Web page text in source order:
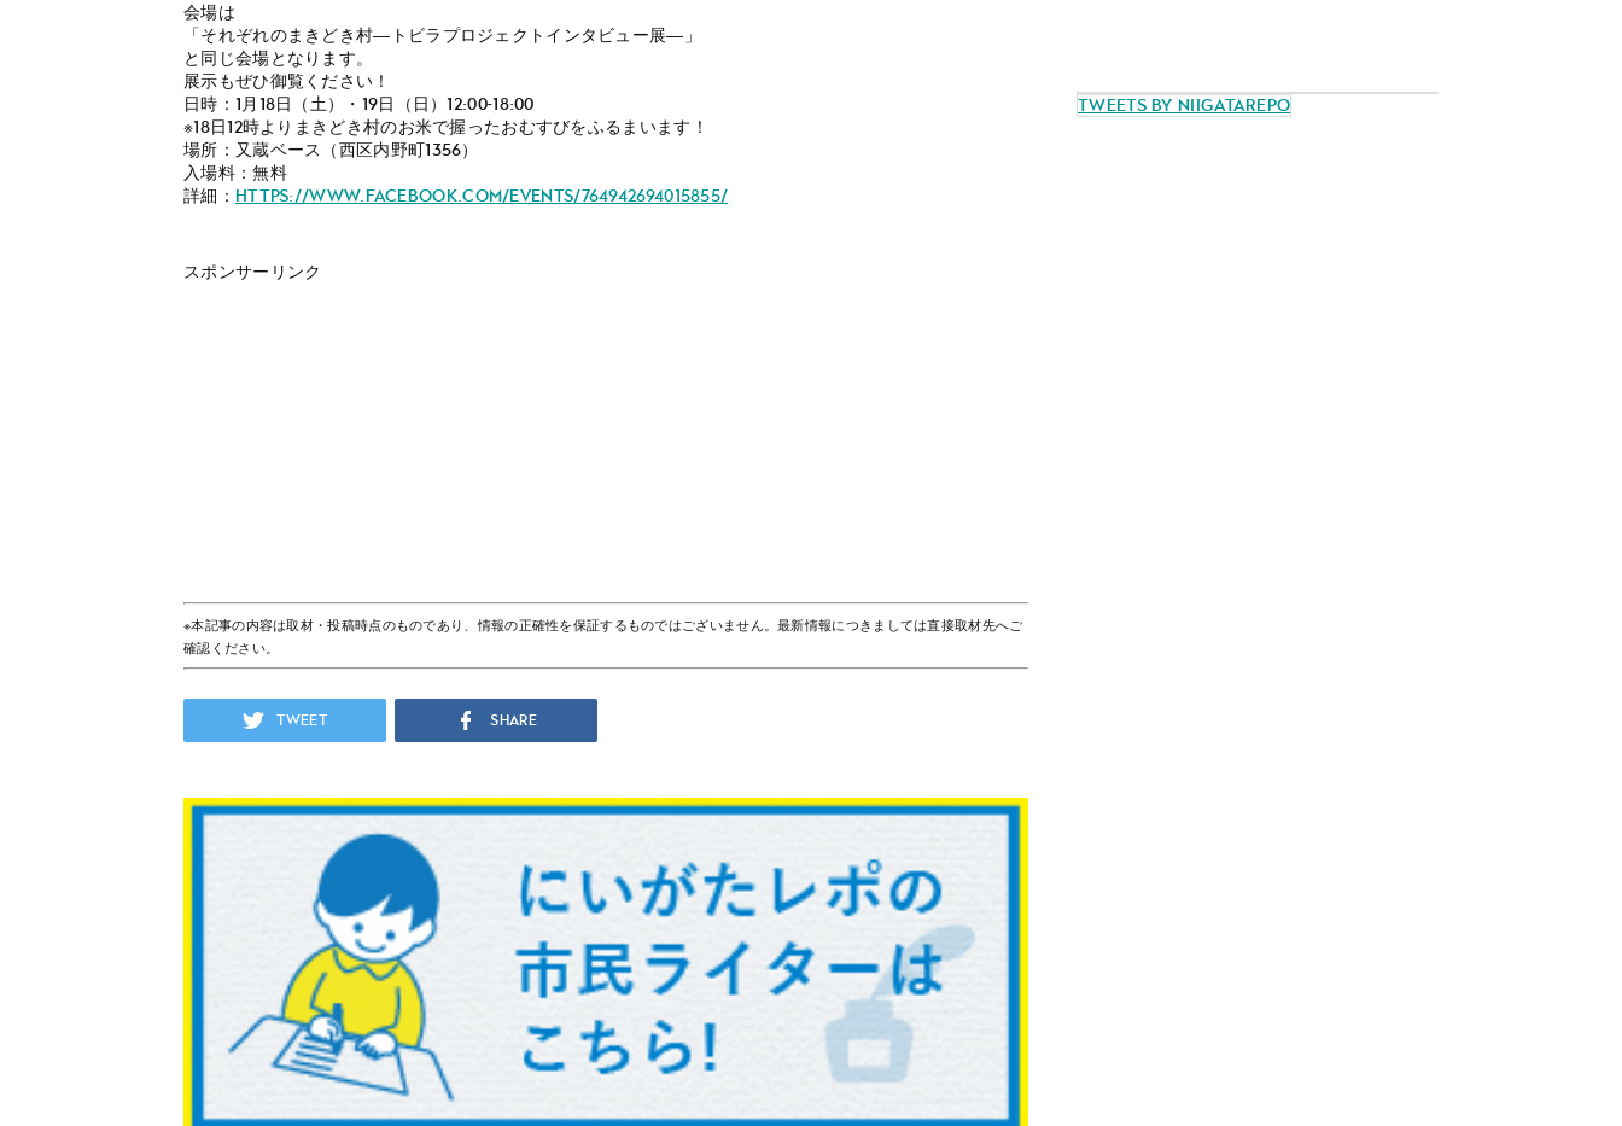
会場は
「それぞれのまきどき村―トビラプロジェクトインタビュー展―」
と同じ会場となります。
展示もぜひ御覧ください！
日時：1月18日（土）・19日（日）12:00-18:00
※18日12時よりまきどき村のお米で握ったおむすびをふるまいます！
場所：又蔵ベース（西区内野町1356）
入場料：無料
詳細： https://www.facebook.com/events/764942694015855/
スポンサーリンク
※本記事の内容は取材・投稿時点のものであり、情報の正確性を保証するものではございません。最新情報につきましては直接取材先へご
確認ください。
Tweet Share
Tweets by NiigataRepo